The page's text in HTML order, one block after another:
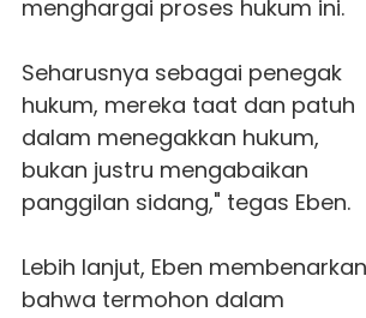
menghargai proses hukum ini.
Seharusnya sebagai penegak
hukum, mereka taat dan patuh
dalam menegakkan hukum,
bukan justru mengabaikan
panggilan sidang," tegas Eben.
Lebih lanjut, Eben membenarkan
bahwa termohon dalam